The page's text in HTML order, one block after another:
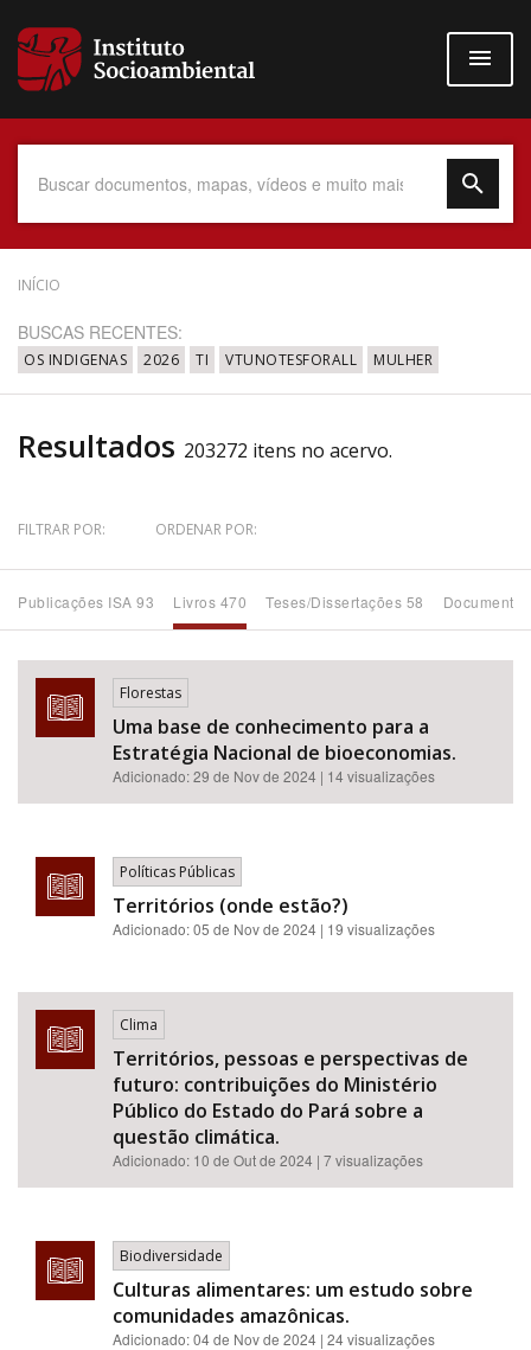
para
conteúdo
Data do Documento
Até
Povo Indígena
Subtema
Área de Levantamento
BUSCAR
INÍCIO
BUSCAS RECENTES:
OS INDIGENAS 2026 TI VTUNOTESFORALL MULHER
Resultados 203272 itens no acervo.
FILTRAR POR: ORDENAR POR:
Publicações ISA 93 Livros 470 Teses/Dissertações 58
Florestas
Uma base de conhecimento para a
Estratégia Nacional de bioeconomias.
Adicionado:29 de Nov de 2024 | 14 visualizações
Políticas Públicas
Territórios (onde estão?)
Adicionado:05 de Nov de 2024 | 19 visualizações
Clima
Territórios, pessoas e perspectivas de
futuro: contribuições do Ministério
Público do Estado do Pará sobre a
questão climática.
Adicionado: 10 de Out de 2024 | 7 visualizações
Biodiversidade
Culturas alimentares: um estudo sobre
comunidades amazônicas.
Adicionado:04 de Nov de 2024 | 24 visualizações